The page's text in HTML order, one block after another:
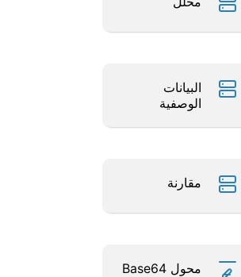
البيانات
الوصفية
مقارنة
محول Base64